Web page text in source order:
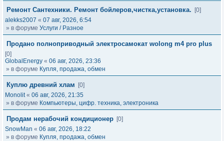
Ремонт Сантехники. Ремонт бойлеров,чистка,установка.
[0]
alekks2007 « 07 авг, 2026, 6:54
» в форуме Услуги / Разное
Продано полноприводный электросамокат wolong m4 pro plus
[0]
GlobalEnergy « 06 авг, 2026, 23:36
» в форуме Купля, продажа, обмен
Куплю древний хлам
[0]
Monolit« 06 авг, 2026, 21:35
» в форуме Компьютеры, цифр. техника, электроника
Продам нерабочий кондиционер [0]
SnowMan « 06 авг, 2026, 18:22
» в форуме Купля, продажа, обмен